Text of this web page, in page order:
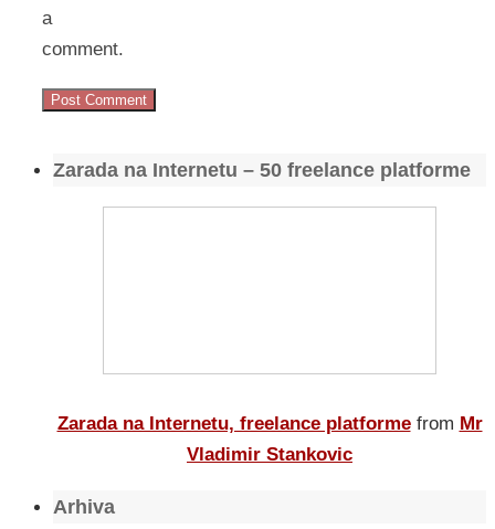
a
comment.
Zarada na Internetu – 50 freelance platforme
Zarada na Internetu, freelance platforme from Mr
Vladimir Stankovic
Arhiva